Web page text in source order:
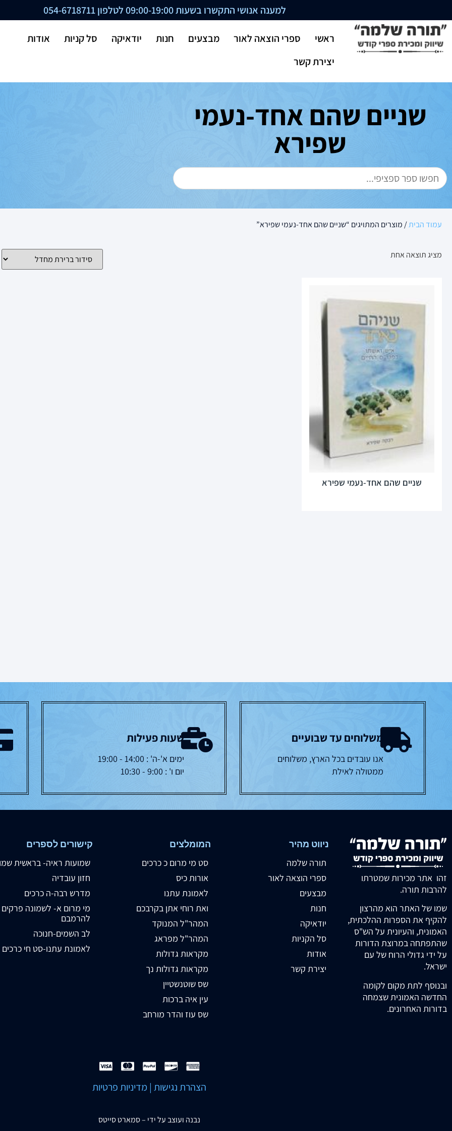
למענה אנושי התקשרו בשעות 09:00-19:00 לטלפון 054-6718711
ראשי ספרי הוצאה לאור מבצעים חנות יודאיקה סל קניות
אודות
יצירת קשר
שניים שהם אחד-נעמי
שפירא
עמוד הבית/ מוצרים המתויגים “שניים שהם אחד-נעמי שפירא”
מציג תוצאה אחת
שניים שהם אחד-נעמי שפירא
משלוחים עד שבועיים
אנו עובדים בכל הארץ, משלוחים
ממטולה לאילת
שעות פעילות
ימים א'-ה' : 14:00 - 19:00
יום ו' : 9:00 - 10:30
זהו אתר מכירות שמטרתו
להרבות תורה.
שמו של האתר הוא מהרצון
להקיף את הספרות ההלכתית,
האמונית, והעיונית על הש"ס
שהתפתחה במרוצת הדורות
על ידי גדולי הרוח של עם
ישראל.
ובנוסף לתת מקום לקומה
החדשה האמונית שצמחה
בדורות האחרונים.
ניווט מהיר
תורה שלמה
ספרי הוצאה לאור
מבצעים
חנות
יודאיקה
סל הקניות
אודות
יצירת קשר
המומלצים
סט מי מרום כ כרכים
אורות כיס
לאמונת עתנו
ואת רוחי אתן בקרבכם
המהר"ל המנוקד
המהר"ל מפראג
מקראות גדולות
מקראות גדולות נך
שס שוטנשטיין
עין איה ברכות
שס עוז והדר מורחב
קישורים לספרים
שמועות ראיה- בראשית
חזון עובדיה
מדרש רבה-ה כרכים
מי מרום א- לשמונה פרקים
להרמבם
לב השמים-חנוכה
לאמונת עתנו-סט חי כרכים
הצהרת נגישות | מדיניות פרטיות
נבנה ועוצב על ידי –סמארט סייטס